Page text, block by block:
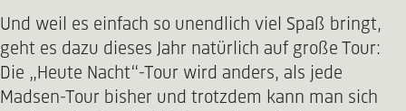
Und weil es einfach so unendlich viel Spaß bringt,
geht es dazu dieses Jahr natürlich auf große Tour:
Die „Heute Nacht“-Tour wird anders, als jede
Madsen-Tour bisher und trotzdem kann man sich